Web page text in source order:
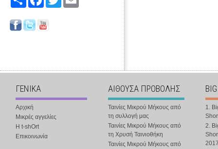
ΓΕΝΙΚΑ
Αρχική
Μικρές αγγελίες
Η t-shOrt
Επικοινωνία
ΑΙΘΟΥΣΑ ΠΡΟΒΟΛΗΣ
Ταινίες Μικρού Μήκους από
τη συλλογή μας
Ταινίες Μικρού Μήκους από
τη Χρυσή Ταινιοθήκη
Ταινίες Μικρού Μήκους από
1.
2.